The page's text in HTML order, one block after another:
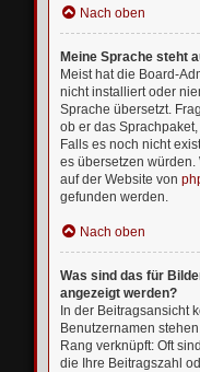
Nach oben
Meine Sprache steht
Meist hat die Board-
nicht installiert oder
Sprache übersetzt.
ob er das
Falls es noch nicht
es übersetzen
auf der Website von
gefunden werden.
Nach oben
Was sind das für
angezeigt werden?
In der Beitragsansicht
Benutzernamen
Rang verknüpft: Oft
die Ihre Beitragszahl